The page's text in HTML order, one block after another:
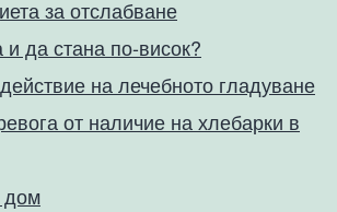
за отслабване
да стана по-висок?
на лечебното гладуване
от наличие на хлебарки в
дом